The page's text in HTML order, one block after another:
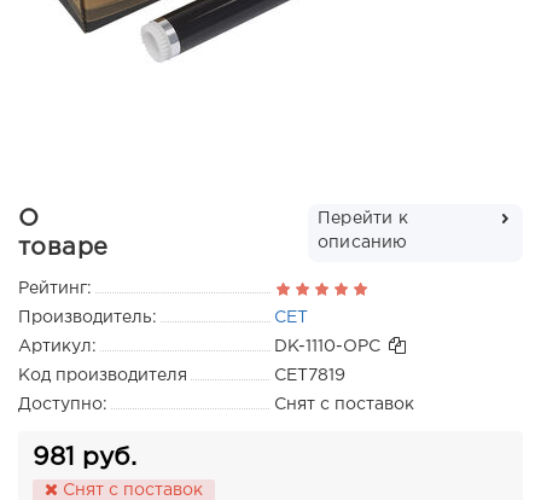
О
товаре
Перейти к
описанию
Рейтинг:
Производитель:
CET
Артикул:
DK-1110-OPC
Код производителя
CET7819
Доступно:
Снят с поставок
981 руб.
Снят с поставок